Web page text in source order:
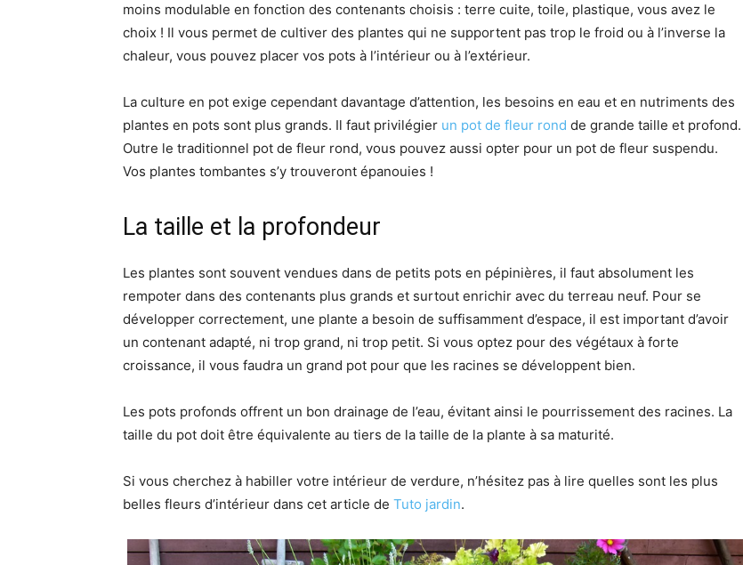
moins modulable en fonction des contenants choisis : terre cuite, toile, plastique, vous avez le
choix ! Il vous permet de cultiver des plantes qui ne supportent pas trop le froid ou à l’inverse la
chaleur, vous pouvez placer vos pots à l’intérieur ou à l’extérieur.
La culture en pot exige cependant davantage d’attention, les besoins en eau et en nutriments des
plantes en pots sont plus grands. Il faut privilégier un pot de fleur rond de grande taille et profond.
Outre le traditionnel pot de fleur rond, vous pouvez aussi opter pour un pot de fleur suspendu.
Vos plantes tombantes s’y trouveront épanouies !
La taille et la profondeur
Les plantes sont souvent vendues dans de petits pots en pépinières, il faut absolument les
rempoter dans des contenants plus grands et surtout enrichir avec du terreau neuf. Pour se
développer correctement, une plante a besoin de suffisamment d’espace, il est important d’avoir
un contenant adapté, ni trop grand, ni trop petit. Si vous optez pour des végétaux à forte
croissance, il vous faudra un grand pot pour que les racines se développent bien.
Les pots profonds offrent un bon drainage de l’eau, évitant ainsi le pourrissement des racines. La
taille du pot doit être équivalente au tiers de la taille de la plante à sa maturité.
Si vous cherchez à habiller votre intérieur de verdure, n’hésitez pas à lire quelles sont les plus
belles fleurs d’intérieur dans cet article de Tuto jardin.